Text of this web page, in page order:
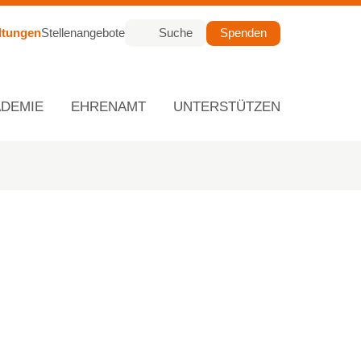
Stellenangebote Suche Spenden
EHRENAMT UNTERSTÜTZEN